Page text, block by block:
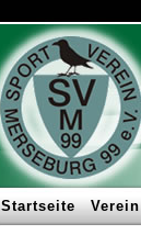
Startseite Verein